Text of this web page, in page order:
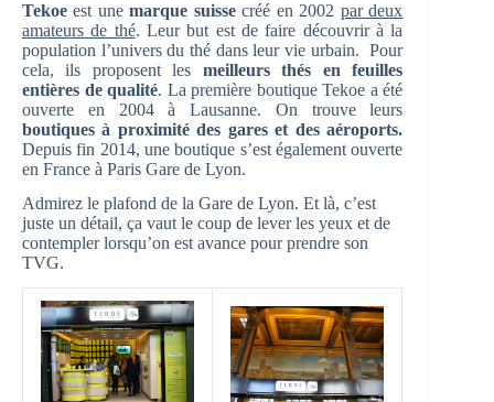
Tekoe est unemarque suissecréé en 2002 par deux
amateurs de thé. Leur but est de faire découvrir à la
population l’univers du thé dans leur vie urbain. Pour
cela, ils proposent les meilleurs thés en feuilles
entières de qualité. La première boutique Tekoe a été
ouverte en 2004 à Lausanne. On trouve leurs
boutiques à proximité des gares et des aéroports.
Depuis fin 2014, une boutique s’est également ouverte
en France à Paris Gare de Lyon.
Admirez le plafond de la Gare de Lyon. Et là, c’est
juste un détail, ça vaut le coup de lever les yeux et de
contempler lorsqu’on est avance pour prendre son
TVG.